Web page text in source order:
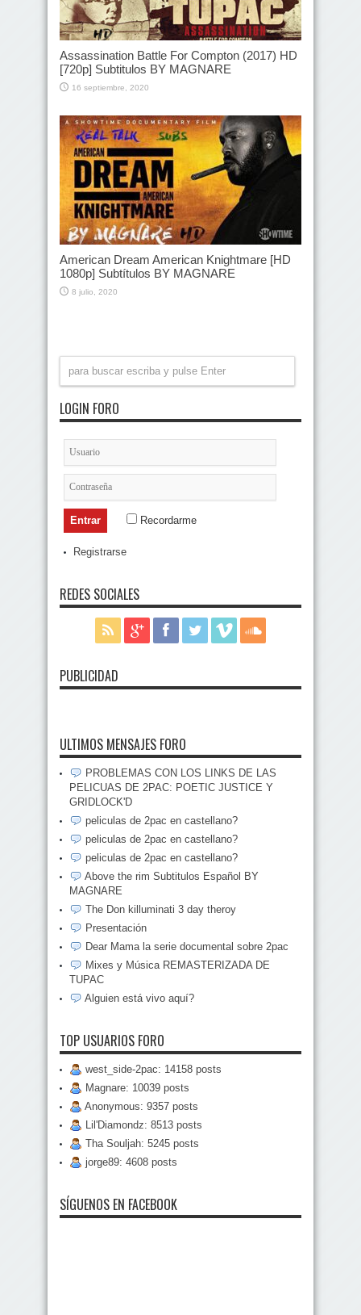
Assassination Battle For Compton (2017) HD
[720p] Subtitulos BY MAGNARE
16 septiembre, 2020
American Dream American Knightmare [HD
1080p] Subtítulos BY MAGNARE
8 julio, 2020
LOGIN FORO
Recordarme
Registrarse
REDES SOCIALES
PUBLICIDAD
ULTIMOS MENSAJES FORO
PROBLEMAS CON LOS LINKS DE LAS
PELICUAS DE 2PAC: POETIC JUSTICE Y
GRIDLOCK'D
peliculas de 2pac en castellano?
peliculas de 2pac en castellano?
peliculas de 2pac en castellano?
Above the rim Subtitulos Español BY
MAGNARE
The Don killuminati 3 day theroy
Presentación
Dear Mama la serie documental sobre 2pac
Mixes y Música REMASTERIZADA DE
TUPAC
Alguien está vivo aquí?
TOP USUARIOS FORO
west_side-2pac: 14158 posts
Magnare: 10039 posts
Anonymous: 9357 posts
Lil'Diamondz: 8513 posts
Tha Souljah: 5245 posts
jorge89: 4608 posts
SÍGUENOS EN FACEBOOK